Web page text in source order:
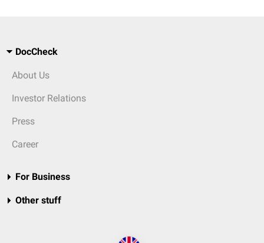
DocCheck
About Us
Investor Relations
Press
Career
For Business
Other stuff